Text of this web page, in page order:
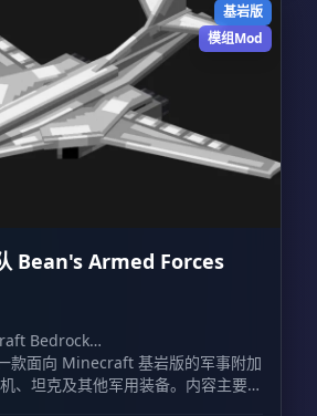
基岩版
模组Mod
Bean's Armed Forces
Bedrock
款面向 Minecraft 基岩版的军事附加
、坦克及其他军用装备。内容主要围